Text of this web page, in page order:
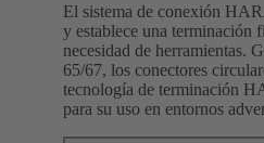
El sistema de conexión
y establece una terminación
necesidad de herramientas.
65/67, los conectores
tecnología de terminación
para su uso en entornos